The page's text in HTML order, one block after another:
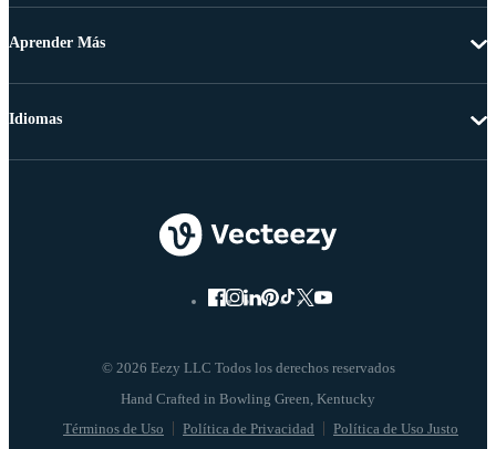
Aprender Más
© 2026 Eezy LLC Todos los derechos reservados
Términos de Uso Política de Privacidad Política de Uso Justo
Idiomas